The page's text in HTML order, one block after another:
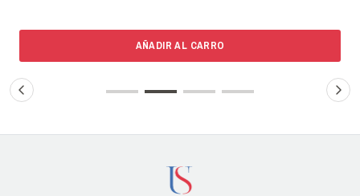
AÑADIR AL CARRO